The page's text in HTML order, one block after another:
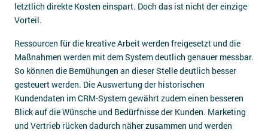
letztlich direkte Kosten einspart. Doch das ist nicht der einzige
Vorteil.
Ressourcen für die kreative Arbeit werden freigesetzt und die
Maßnahmen werden mit dem System deutlich genauer messbar.
So können die Bemühungen an dieser Stelle deutlich besser
gesteuert werden. Die Auswertung der historischen
Kundendaten im CRM-System gewährt zudem einen besseren
Blick auf die Wünsche und Bedürfnisse der Kunden. Marketing
und Vertrieb rücken dadurch näher zusammen und werden